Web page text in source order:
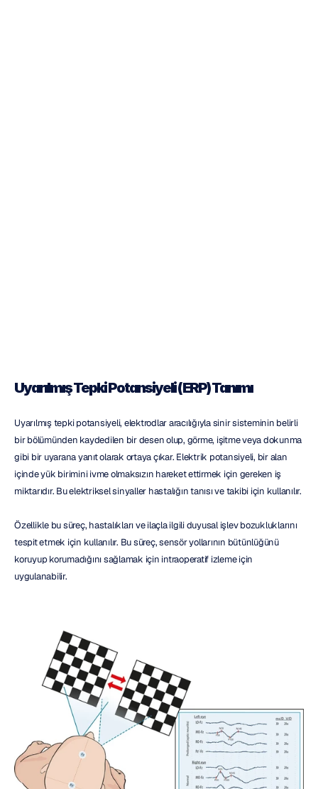
Uyarılmış Tepki Potansiyeli (ERP) Tanımı
Uyarılmış tepki potansiyeli, elektrodlar aracılığıyla sinir sisteminin belirli
bir bölümünden kaydedilen bir desen olup, görme, işitme veya dokunma
gibi bir uyarana yanıt olarak ortaya çıkar. Elektrik potansiyeli, bir alan
içinde yük birimini ivme olmaksızın hareket ettirmek için gereken iş
miktarıdır. Bu elektriksel sinyaller hastalığın tanısı ve takibi için kullanılır.
Özellikle bu süreç, hastalıkları ve ilaçla ilgili duyusal işlev bozukluklarını
tespit etmek için kullanılır. Bu süreç, sensör yollarının bütünlüğünü
koruyup korumadığını sağlamak için intraoperatif izleme için
uygulanabilir.